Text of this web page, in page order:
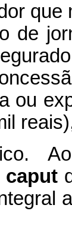
de
ou
caput